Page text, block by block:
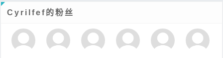
Cyrilfef的粉丝